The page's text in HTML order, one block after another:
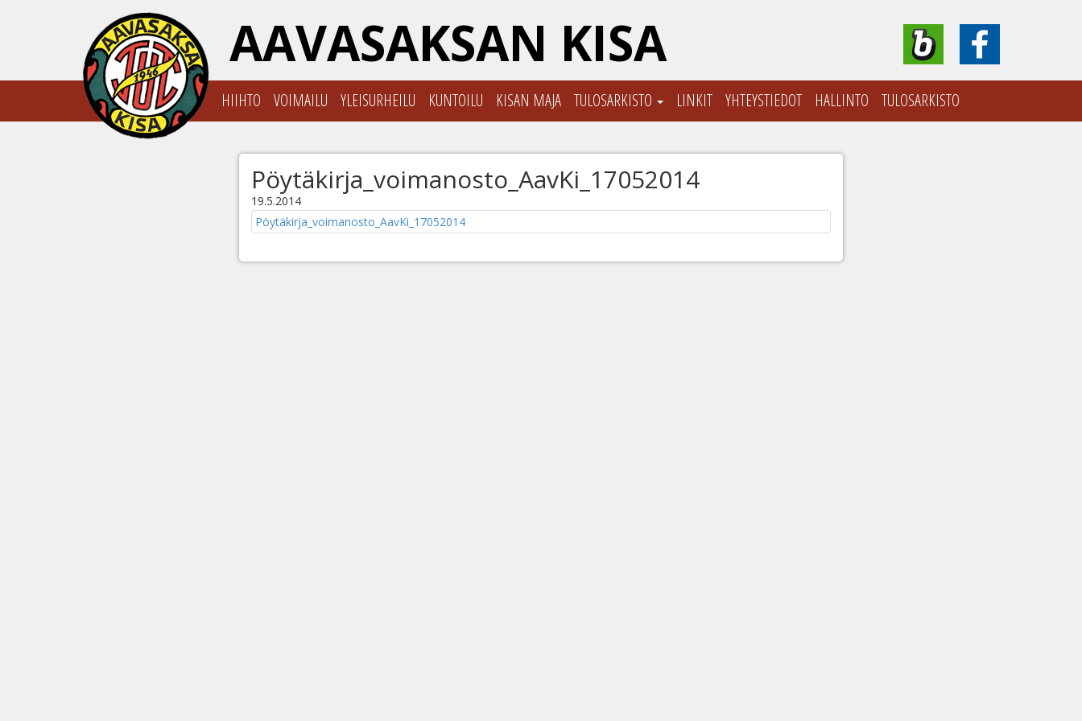
AAVASAKSAN KISA
HIIHTO VOIMAILU YLEISURHEILU KUNTOILU KISAN MAJA TULOSARKISTO LINKIT YHTEYSTIEDOT HALLINTO TULOSARKISTO
Pöytäkirja_voimanosto_AavKi_17052014
19.5.2014
Pöytäkirja_voimanosto_AavKi_17052014